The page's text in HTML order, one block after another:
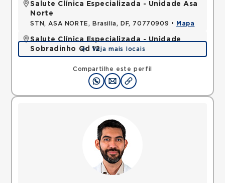
Compartilhe este perfil
Salute Clínica Especializada - Unidade Asa
Norte
STN, ASA NORTE, Brasilia, DF, 70770909 • Mapa
Salute Clínica Especializada - Unidade
Sobradinho Qd 12
QUADRA, SOBRADINHO, Brasilia, DF, 73010120 •
Veja mais locais